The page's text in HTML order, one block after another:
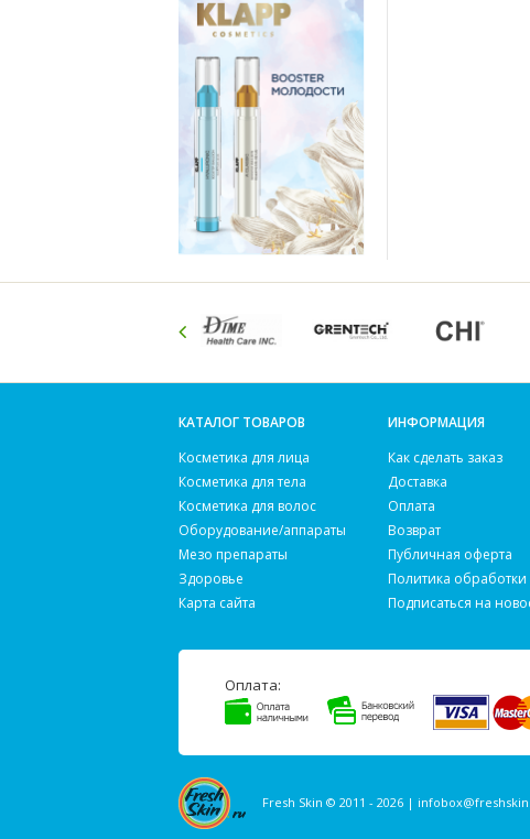
КАТАЛОГ ТОВАРОВ
Косметика для лица
Косметика для тела
Косметика для волос
Оборудование/аппараты
Мезо препараты
Здоровье
Карта сайта
ИНФОРМАЦИЯ
Как сделать заказ
Доставка
Оплата
Возврат
Публичная оферта
Политика
Подписаться на
Оплата:
Fresh Skin © 2011 - 2026 |